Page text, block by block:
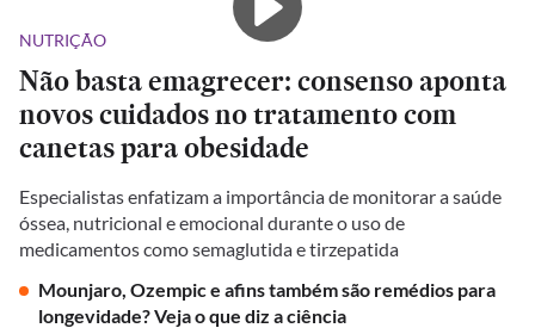
NUTRIÇÃO
Não basta emagrecer: consenso aponta
novos cuidados no tratamento com
canetas para obesidade
Especialistas enfatizam a importância de monitorar a saúde
óssea, nutricional e emocional durante o uso de
medicamentos como semaglutida e tirzepatida
Mounjaro, Ozempic e afins também são remédios para
longevidade? Veja o que diz a ciência